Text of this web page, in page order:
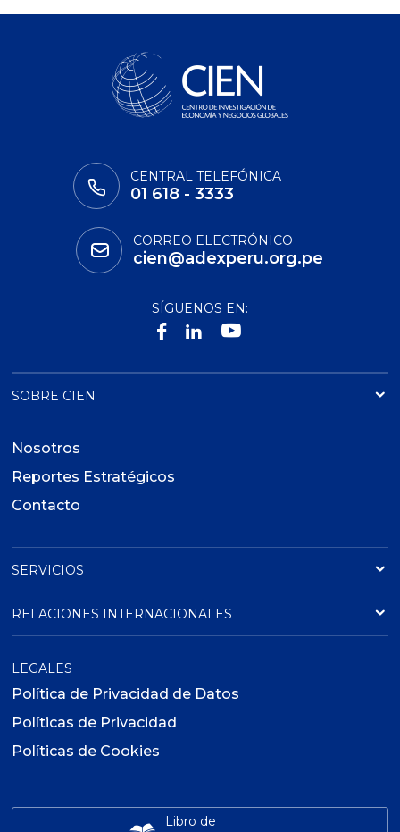
CENTRAL TELEFÓNICA
01 618 - 3333
CORREO ELECTRÓNICO
cien@adexperu.org.pe
SÍGUENOS EN:
SOBRE CIEN
Nosotros
Reportes Estratégicos
Contacto
SERVICIOS
RELACIONES INTERNACIONALES
LEGALES
Política de Privacidad de Datos
Políticas de Privacidad
Políticas de Cookies
Libro de